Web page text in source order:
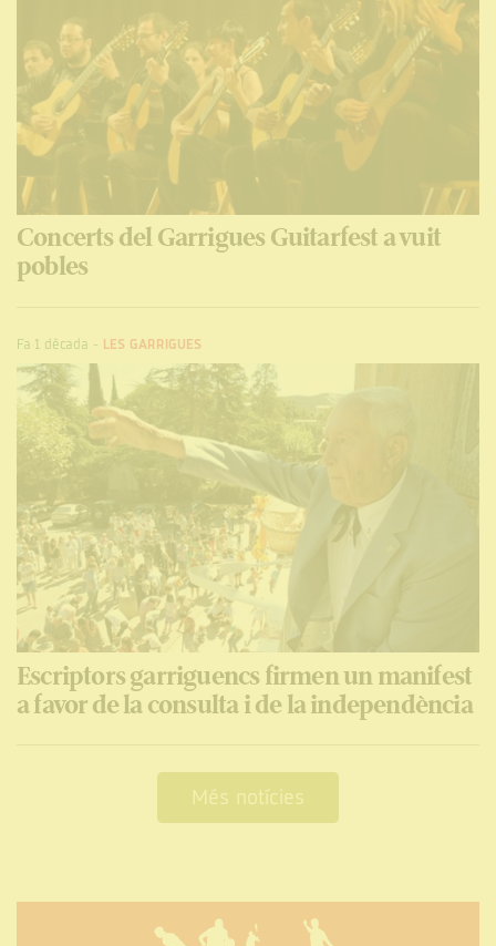
Concerts del Garrigues Guitarfest a vuit
pobles
Fa 1 dècada - LES GARRIGUES
Escriptors garriguencs firmen un manifest
a favor de la consulta i de la independència
Més notícies